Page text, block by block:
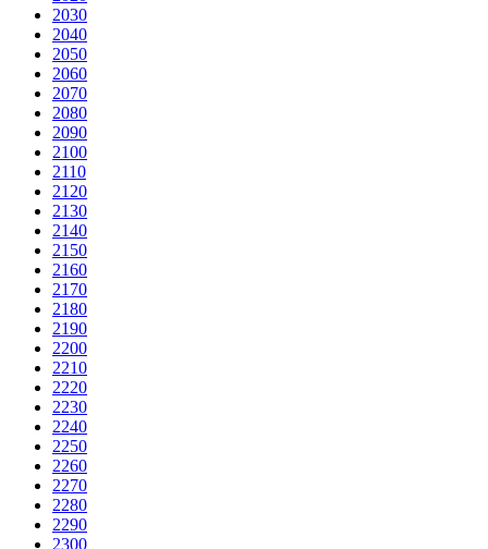
2030
2040
2050
2060
2070
2080
2090
2100
2110
2120
2130
2140
2150
2160
2170
2180
2190
2200
2210
2220
2230
2240
2250
2260
2270
2280
2290
2300